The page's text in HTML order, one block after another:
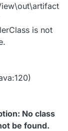
is not
No class
be found.